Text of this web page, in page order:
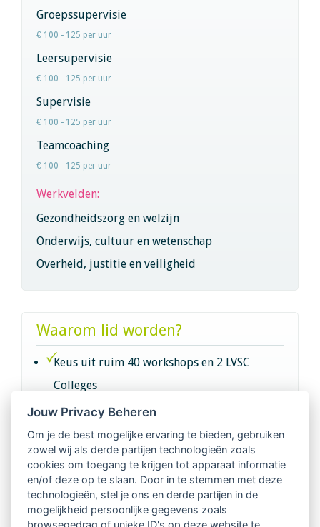
Groepssupervisie
€ 100 - 125 per uur
Leersupervisie
€ 100 - 125 per uur
Supervisie
€ 100 - 125 per uur
Teamcoaching
€ 100 - 125 per uur
Werkvelden:
Gezondheidszorg en welzijn
Onderwijs, cultuur en wetenschap
Overheid, justitie en veiligheid
Waarom lid worden?
Keus uit ruim 40 workshops en 2 LVSC
Colleges
Intervisie met geregistreerde vakgenoten
Netwerk van 2100 professionals in 14
regio's
Vindbaar voor opdrachtgevers
Jouw Privacy Beheren
Om je de best mogelijke ervaring te bieden, gebruiken
zowel wij als derde partijen technologieën zoals
cookies om toegang te krijgen tot apparaat informatie
en/of deze op te slaan. Door in te stemmen met deze
technologieën, stel je ons en derde partijen in de
mogelijkheid persoonlijke gegevens zoals